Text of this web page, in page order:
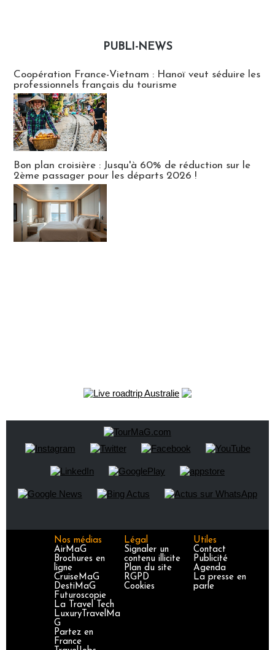
PUBLI-NEWS
Coopération France-Vietnam : Hanoï veut séduire les
professionnels français du tourisme
Bon plan croisière : Jusqu'à 60% de réduction sur le
2ème passager pour les départs 2026 !
Nos médias
AirMaG
Brochures en
ligne
CruiseMaG
DestiMaG
Futuroscopie
La Travel Tech
LuxuryTravelMa
G
Partez en
France
Légal
Signaler un
contenu illicite
Plan du site
RGPD
Cookies
Utiles
Contact
Publicité
Agenda
La presse en
parle